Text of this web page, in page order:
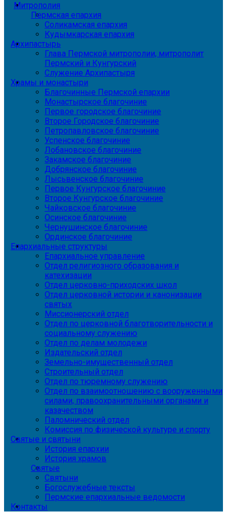
Митрополия
Пермская епархия
Соликамская епархия
Кудымкарская епархия
Архипастырь
Глава Пермской митрополии, митрополит
Пермский и Кунгурский
Служение Архипастыря
Храмы и монастыри
Благочинные Пермской епархии
Монастырское благочиние
Первое городское благочиние
Второе Городское благочиние
Петропавловское благочиние
Успенское благочиние
Лобановское благочиние
Закамское благочиние
Добрянское благочиние
Лысьвенское благочиние
Первое Кунгурское благочиние
Второе Кунгурское благочиние
Чайковское благочиние
Осинское благочиние
Чернушинское благочиние
Ординское благочиние
Епархиальные структуры
Епархиальное управление
Отдел религиозного образования и
катехизации
Отдел церковно-приходских школ
Отдел церковной истории и канонизации
святых
Миссионерский отдел
Отдел по церковной благотворительности и
социальному служению
Отдел по делам молодежи
Издательский отдел
Земельно-имущественный отдел
Строительный отдел
Отдел по тюремному служению
Отдел по взаимоотношению с вооруженными
силами, правоохранительными органами и
казачеством
Паломнический отдел
Комиссия по физической культуре и спорту
Святые и святыни
История епархии
История храмов
Святые
Святыни
Богослужебные тексты
Пермские епархиальные ведомости
Контакты